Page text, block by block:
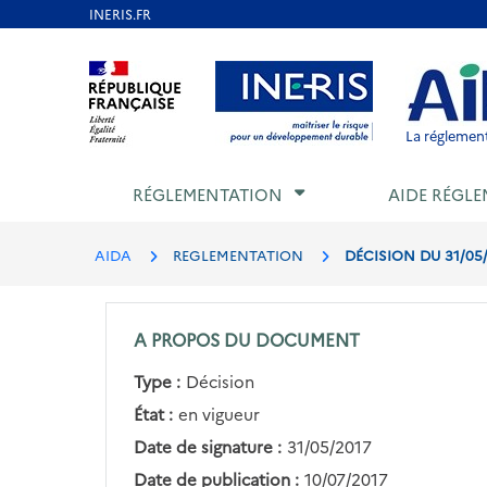
Aller au contenu Aller au menu Aller au
La
RÉGLEMENTATION AIDE
AIDA REGLEMENTATION DÉCISION DU 31/05/
A PROPOS DU DOCUMENT
Type : Décision
État : en vigueur
Date de signature : 31/05/2017
Date de publication : 10/07/2017